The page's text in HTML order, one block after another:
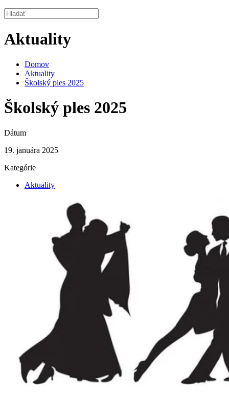
Aktuality
Domov
Aktuality
Školský ples 2025
Školský ples 2025
Dátum
19. januára 2025
Kategórie
Aktuality